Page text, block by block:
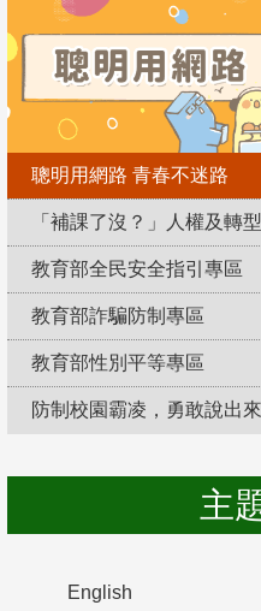
聰明用網路 青春不迷路
「補課了沒？」人權及轉
教育部全民安全指引專區
教育部詐騙防制專區
教育部性別平等專區
防制校園霸凌，勇敢說出來
主
English